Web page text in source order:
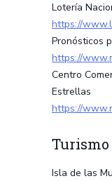
Lotería
https://
Pronósticos
https://
Centro
Estrellas
https://
Turismo
Isla de las